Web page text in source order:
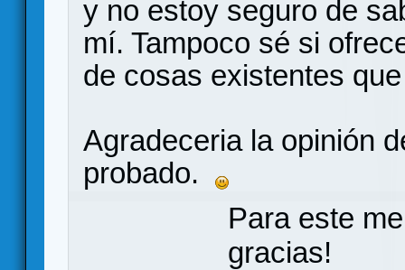
y no estoy seguro de
mí. Tampoco sé si
de cosas existentes
Agradeceria la opinión
probado.
Para este
gracias!